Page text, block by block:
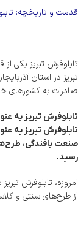
قدمت و تاریخچه:
تابلوفرش تبریز یکی
تبریز در استان
صادرات به کشورهای
تابلوفرش تبریز به
تابلوفرش تبریز به
صنعت بافندگی،
رسید.
امروزه، تابلوفرش
از طرح‌های سنتی و